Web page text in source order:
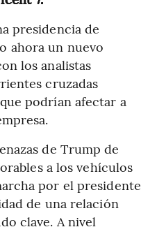
presidencia de
ahora un nuevo
los analistas
cruzadas
podrían afectar a
de Trump de
a los vehículos
por el presidente
de una relación
clave. A nivel